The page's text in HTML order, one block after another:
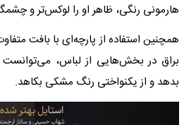
هارمونی رنگی، ظاهر او را لوکس‌تر و
همچنین استفاده از پارچه‌ای با بافت
براق در بخش‌هایی از لباس،
بدهد و از یکنواختی رنگ مشکی بکاهد.